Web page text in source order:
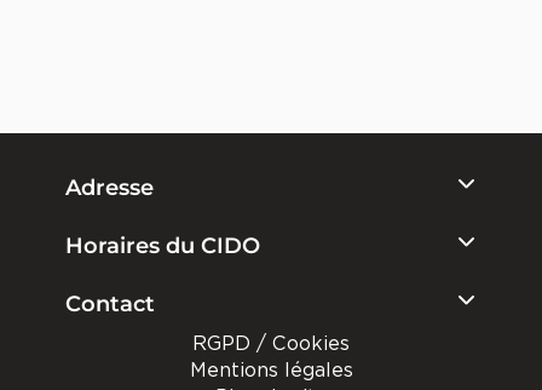
Adresse
Horaires du CIDO
Contact
RGPD / Cookies
Mentions légales